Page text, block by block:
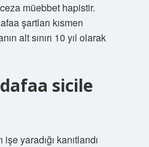
müebbet hapistir.
şartları kısmen
alt sınırı 10 yıl olarak
sicile
yaradığı kanıtlandı